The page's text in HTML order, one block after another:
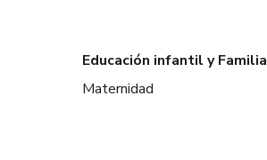
Educación infantil y Familia
Maternidad